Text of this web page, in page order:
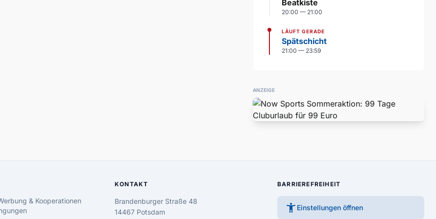
Beatkiste
20:00 — 21:00
LÄUFT GERADE
Spätschicht
21:00 — 23:59
ANZEIGE
& Kooperationen
KONTAKT
Brandenburger Straße 48
14467 Potsdam
BARRIEREFREIHEIT
accessibility_new Einstellungen öffnen